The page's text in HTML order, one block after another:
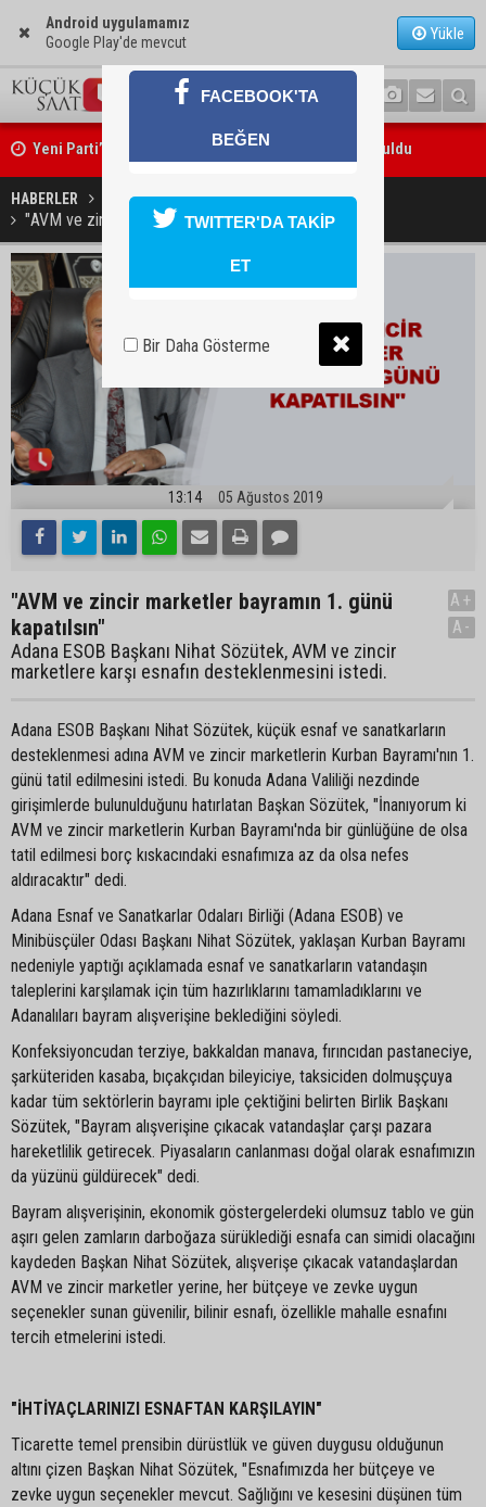
Android uygulamamız
Google Play'de mevcut
Yükle
Yeni Parti’nin Sarıçam ve Karataş teşkilatları oluşturuldu
Feke Belediye Başkanı Cömert Özen, Adana Valisi Mustafa Yavuz’u
ziyaret etti
HABERLER EKONOMİ
"AVM ve zincir marketler bayramın 1. günü kapatılsın"
13:14 05 Ağustos 2019
"AVM ve zincir marketler bayramın 1. günü
kapatılsın"
Adana ESOB Başkanı Nihat Sözütek, AVM ve zincir
marketlere karşı esnafın desteklenmesini istedi.
A+
A-
Adana ESOB Başkanı Nihat Sözütek, küçük esnaf ve sanatkarların
desteklenmesi adına AVM ve zincir marketlerin Kurban Bayramı'nın 1.
günü tatil edilmesini istedi. Bu konuda Adana Valiliği nezdinde
girişimlerde bulunulduğunu hatırlatan Başkan Sözütek, "İnanıyorum ki
AVM ve zincir marketlerin Kurban Bayramı'nda bir günlüğüne de olsa
tatil edilmesi borç kıskacındaki esnafımıza az da olsa nefes
aldıracaktır" dedi.
Adana Esnaf ve Sanatkarlar Odaları Birliği (Adana ESOB) ve
Minibüsçüler Odası Başkanı Nihat Sözütek, yaklaşan Kurban Bayramı
nedeniyle yaptığı açıklamada esnaf ve sanatkarların vatandaşın
taleplerini karşılamak için tüm hazırlıklarını tamamladıklarını ve
Adanalıları bayram alışverişine beklediğini söyledi.
Konfeksiyoncudan terziye, bakkaldan manava, fırıncıdan pastaneciye,
şarküteriden kasaba, bıçakçıdan bileyiciye, taksiciden dolmuşçuya
kadar tüm sektörlerin bayramı iple çektiğini belirten Birlik Başkanı
Sözütek, "Bayram alışverişine çıkacak vatandaşlar çarşı pazara
hareketlilik getirecek. Piyasaların canlanması doğal olarak esnafımızın
da yüzünü güldürecek" dedi.
Bayram alışverişinin, ekonomik göstergelerdeki olumsuz tablo ve gün
aşırı gelen zamların darboğaza sürüklediği esnafa can simidi olacağını
kaydeden Başkan Nihat Sözütek, alışverişe çıkacak vatandaşlardan
AVM ve zincir marketler yerine, her bütçeye ve zevke uygun
seçenekler sunan güvenilir, bilinir esnafı, özellikle mahalle esnafını
tercih etmelerini istedi.
"İHTİYAÇLARINIZI ESNAFTAN KARŞILAYIN"
Ticarette temel prensibin dürüstlük ve güven duygusu olduğunun
altını çizen Başkan Nihat Sözütek, "Esnafımızda her bütçeye ve
zevke uygun seçenekler mevcut. Sağlığını ve kesesini düşünen tüm
FACEBOOK'TA
BEĞEN
TWITTER'DA TAKİP
ET
Bir Daha Gösterme